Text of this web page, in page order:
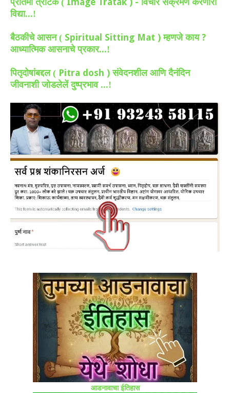
प्रतिमा त्राटक (
विचार संक्रमण करणारी
विद्या...!
बैठकीचे आसन ( Spiritual Sitting Mat )म्हणजे काय ?
आध्यात्मिक आसनाचे प्रकार...!
पितृदोषांबद्दल ( Pitra dosh )संवेदनशील आणि दैनंदिन
जीवनाशी जोडलेलें दुष्प्रभाव ...!
आडनावाचा ईतिहास